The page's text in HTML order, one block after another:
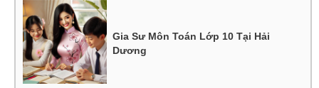
Gia Sư Môn Toán Lớp 10 Tại Hải
Dương